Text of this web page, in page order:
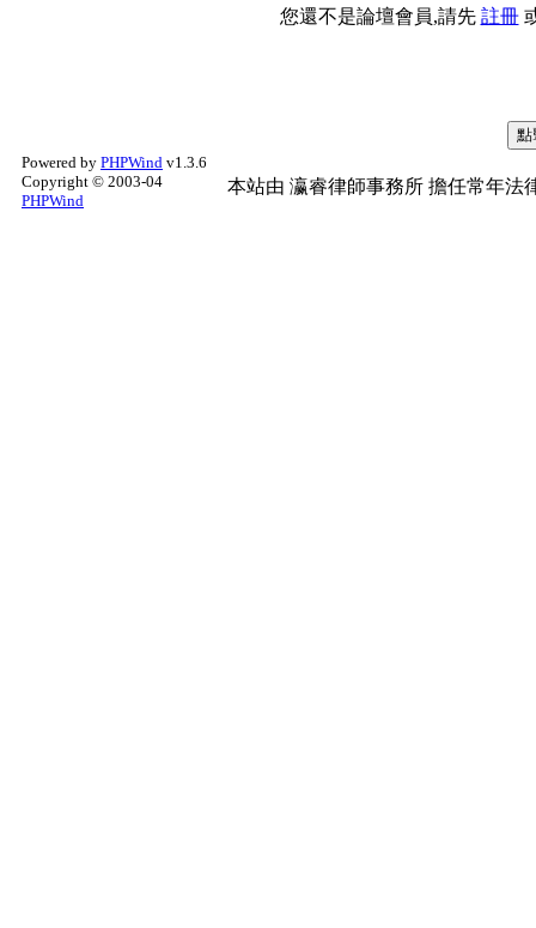
您還不是論壇會員,請先 註冊
Powered by PHPWind v1.3.6
Copyright © 2003-04
PHPWind
本站由 瀛睿律師事務所 擔任常年法